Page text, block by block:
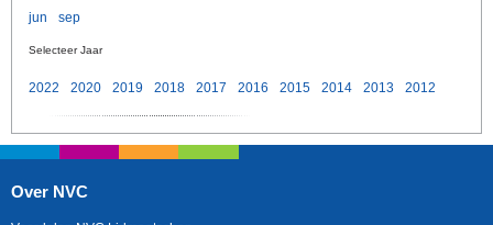
jun sep
Selecteer Jaar
2022 2020 2019 2018 2017 2016 2015 2014 2013 2012
Over NVC